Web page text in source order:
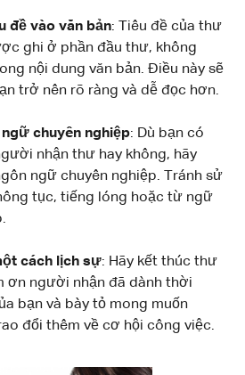
đề vào văn bản: Tiêu đề của thư
ghi ở phần đầu thư, không
nội dung văn bản. Điều này sẽ
trở nên rõ ràng và dễ đọc hơn.
chuyên nghiệp: Dù bạn có
nhận thư hay không, hãy
ngữ chuyên nghiệp. Tránh sử
tục, tiếng lóng hoặc từ ngữ
cách lịch sự: Hãy kết thúc thư
ơn người nhận đã dành thời
bạn và bày tỏ mong muốn
đổi thêm về cơ hội công việc.